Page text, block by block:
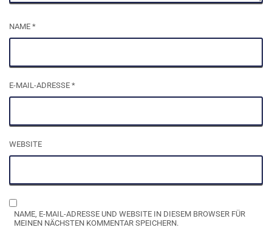
NAME *
E-MAIL-ADRESSE *
WEBSITE
NAME, E-MAIL-ADRESSE UND WEBSITE IN DIESEM BROWSER FÜR
MEINEN NÄCHSTEN KOMMENTAR SPEICHERN.